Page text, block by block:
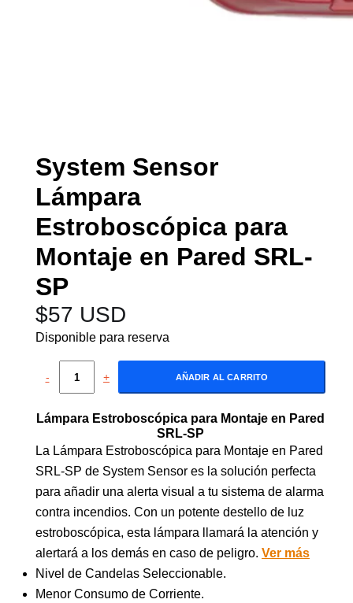
System Sensor
Lámpara
Estroboscópica para
Montaje en Pared SRL-
SP
$57 USD
Disponible para reserva
- + AÑADIR AL CARRITO
Lámpara Estroboscópica para Montaje en Pared
SRL-SP
La Lámpara Estroboscópica para Montaje en Pared
SRL-SP de System Sensor es la solución perfecta
para añadir una alerta visual a tu sistema de alarma
contra incendios. Con un potente destello de luz
estroboscópica, esta lámpara llamará la atención y
alertará a los demás en caso de peligro. Ver más
Nivel de Candelas Seleccionable.
Menor Consumo de Corriente.